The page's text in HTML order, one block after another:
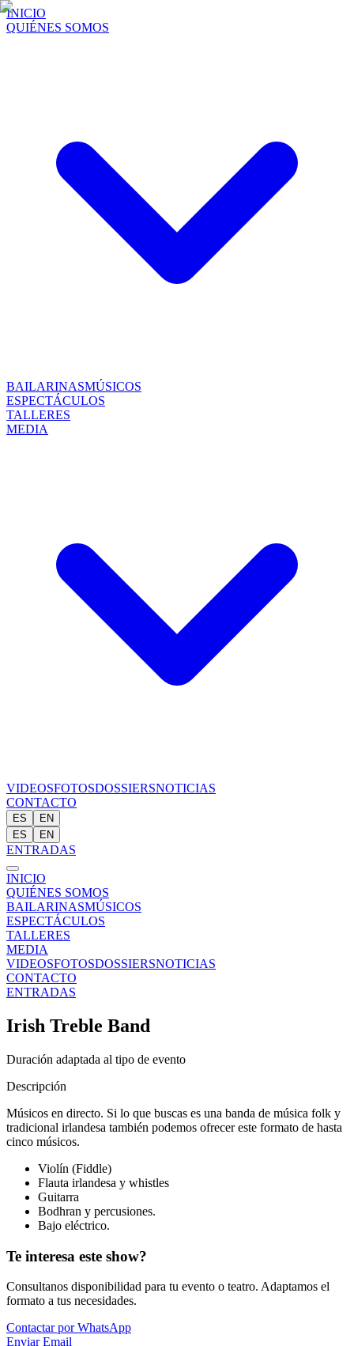
INICIO
QUIÉNES SOMOS
BAILARINASMÚSICOS
ESPECTÁCULOS
TALLERES
MEDIA
VIDEOSFOTOSDOSSIERSNOTICIAS
CONTACTO
ES
EN
ES
EN
ENTRADAS
INICIO
QUIÉNES SOMOS
BAILARINASMÚSICOS
ESPECTÁCULOS
TALLERES
MEDIA
VIDEOSFOTOSDOSSIERSNOTICIAS
CONTACTO
ENTRADAS
Irish Treble Band
Duración adaptada al tipo de evento
Descripción
Músicos en directo. Si lo que buscas es una banda de música folk y
tradicional irlandesa también podemos ofrecer este formato de hasta
cinco músicos.
Violín (Fiddle)
Flauta irlandesa y whistles
Guitarra
Bodhran y percusiones.
Bajo eléctrico.
Te interesa este show?
Consultanos disponibilidad para tu evento o teatro. Adaptamos el
formato a tus necesidades.
Contactar por WhatsApp
Enviar Email